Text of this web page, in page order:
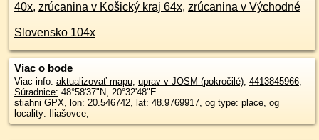
40x, zrúcanina v Košický kraj 64x, zrúcanina v Východné
Slovensko 104x
Viac o bode
Viac info: aktualizovať mapu, uprav v JOSM (pokročilé), 4413845966,
Súradnice: 48°58'37"N, 20°32'48"E
stiahni GPX, lon: 20.546742, lat: 48.9769917, og type: place, og
locality: Iliašovce,